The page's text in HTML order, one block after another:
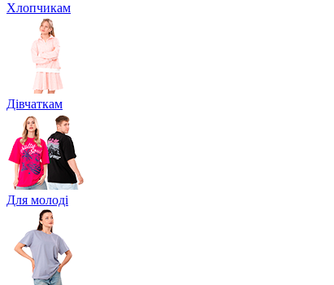
Хлопчикам
Дівчаткам
Для молоді